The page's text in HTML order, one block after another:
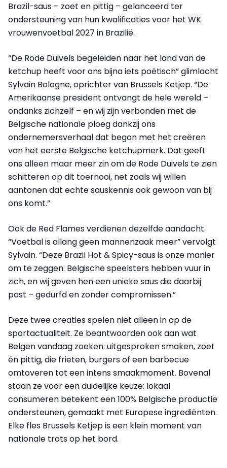
Brazil-saus – zoet en pittig – gelanceerd ter
ondersteuning van hun kwalificaties voor het WK
vrouwenvoetbal 2027 in Brazilië.
“De Rode Duivels begeleiden naar het land van de
ketchup heeft voor ons bijna iets poëtisch” glimlacht
Sylvain Bologne, oprichter van Brussels Ketjep. “De
Amerikaanse president ontvangt de hele wereld –
ondanks zichzelf – en wij zijn verbonden met de
Belgische nationale ploeg dankzij ons
ondernemersverhaal dat begon met het creëren
van het eerste Belgische ketchupmerk. Dat geeft
ons alleen maar meer zin om de Rode Duivels te zien
schitteren op dit toernooi, net zoals wij willen
aantonen dat echte sauskennis ook gewoon van bij
ons komt.”
Ook de Red Flames verdienen dezelfde aandacht.
“Voetbal is allang geen mannenzaak meer” vervolgt
Sylvain. “Deze Brazil Hot & Spicy-saus is onze manier
om te zeggen: Belgische speelsters hebben vuur in
zich, en wij geven hen een unieke saus die daarbij
past – gedurfd en zonder compromissen.”
Deze twee creaties spelen niet alleen in op de
sportactualiteit. Ze beantwoorden ook aan wat
Belgen vandaag zoeken: uitgesproken smaken, zoet
én pittig, die frieten, burgers of een barbecue
omtoveren tot een intens smaakmoment. Bovenal
staan ze voor een duidelijke keuze: lokaal
consumeren betekent een 100% Belgische productie
ondersteunen, gemaakt met Europese ingrediënten.
Elke fles Brussels Ketjep is een klein moment van
nationale trots op het bord.